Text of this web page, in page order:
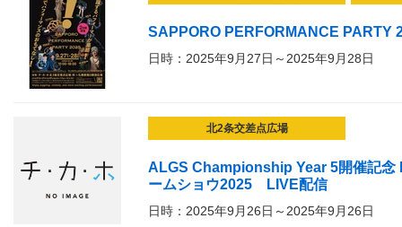
SAPPORO PERFORMANCE PARTY
日時：2025年9月27日～2025年9月28日
北2条交差点広場
ALGS Championship Year 5開催記
ームショウ2025 LIVE配信
日時：2025年9月26日～2025年9月26日